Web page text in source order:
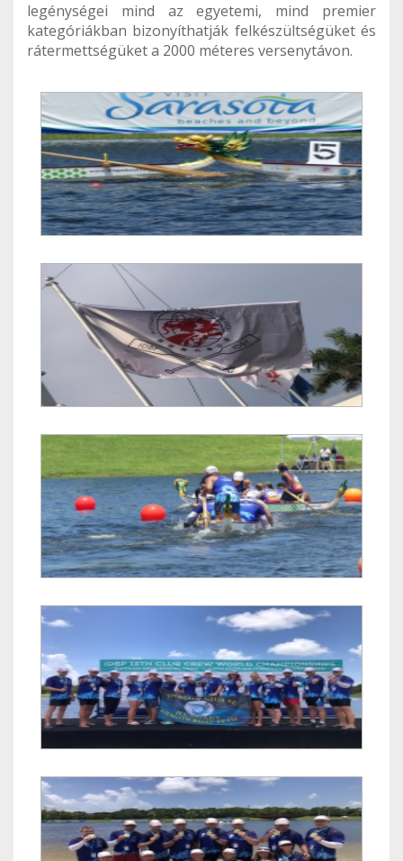
legénységei mind az egyetemi, mind premier
kategóriákban bizonyíthatják felkészültségüket és
rátermettségüket a 2000 méteres versenytávon.